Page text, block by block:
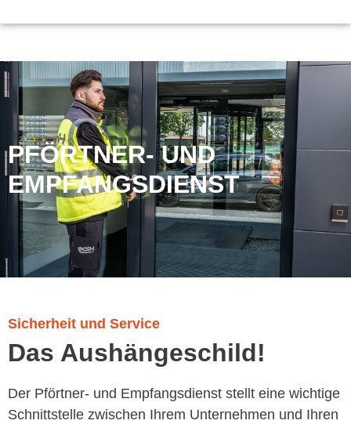
PFÖRTNER- UND
EMPFANGSDIENST
Sicherheit und Service
Das Aushängeschild!
Der Pförtner- und Empfangsdienst stellt eine wichtige
Schnittstelle zwischen Ihrem Unternehmen und Ihren